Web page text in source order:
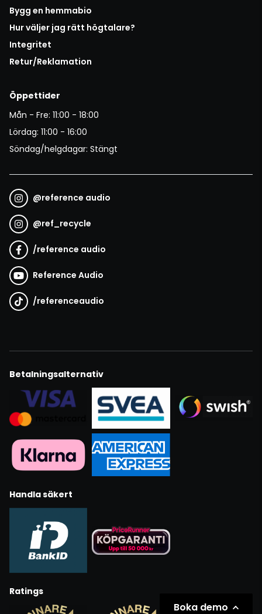
Bygg en hemmabio
Hur väljer jag rätt högtalare?
Integritet
Retur/Reklamation
Öppettider
Mån - Fre: 11:00 - 18:00
Lördag: 11:00 - 16:00
Söndag/helgdagar: Stängt
@reference audio
@ref_recycle
/reference audio
Reference Audio
/referenceaudio
Betalningsalternativ
Handla säkert
Ratings
Boka demo